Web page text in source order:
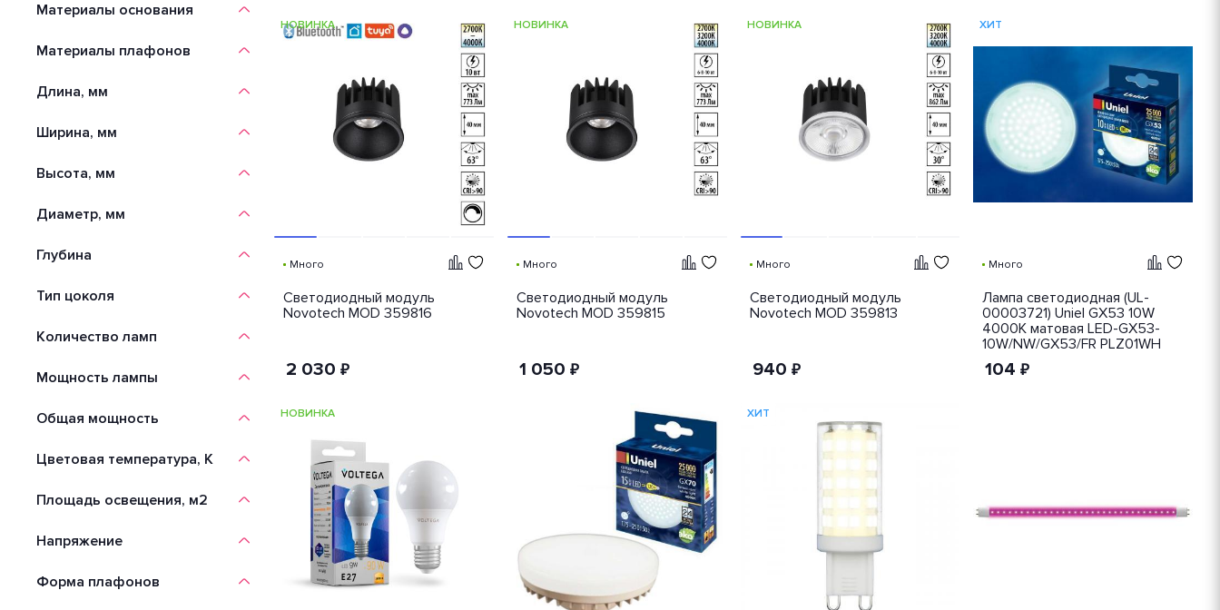
НОВИНКА
Много
Светодиодный модуль
Novotech MOD 359816
2 030 ₽
НОВИНКА
Много
Светодиодный модуль
Novotech MOD 359815
1 050 ₽
НОВИНКА
Много
Светодиодный модуль
Novotech MOD 359813
940 ₽
ХИТ
Много
Лампа светодиодная (UL-
00003721) Uniel GX53 10W
4000K матовая LED-GX53-
10W/NW/GX53/FR PLZ01WH
104 ₽
НОВИНКА ХИТ
Материалы основания
Материалы плафонов
Длина, мм
Ширина, мм
Высота, мм
Диаметр, мм
Глубина
Тип цоколя
Количество ламп
Мощность лампы
Общая мощность
Цветовая температура, K
Площадь освещения, м2
Напряжение
Форма плафонов